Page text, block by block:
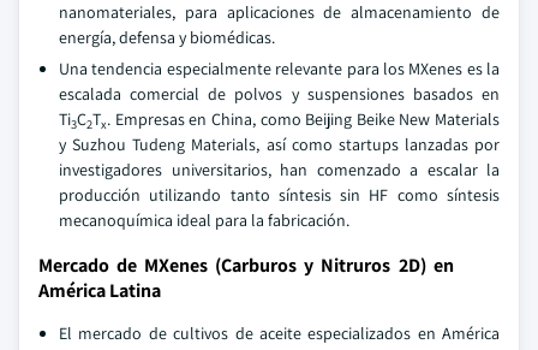
nanomateriales, para aplicaciones de almacenamiento de
energía, defensa y biomédicas.
Una tendencia especialmente relevante para los MXenes es la
escalada comercial de polvos y suspensiones basados en
Ti3C2Tx. Empresas en China, como Beijing Beike New Materials
y Suzhou Tudeng Materials, así como startups lanzadas por
investigadores universitarios, han comenzado a escalar la
producción utilizando tanto síntesis sin HF como síntesis
mecanoquímica ideal para la fabricación.
Mercado de MXenes (Carburos y Nitruros 2D) en
América Latina
El mercado de cultivos de aceite especializados en América